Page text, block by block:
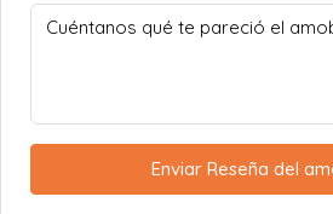
Enviar Reseña del